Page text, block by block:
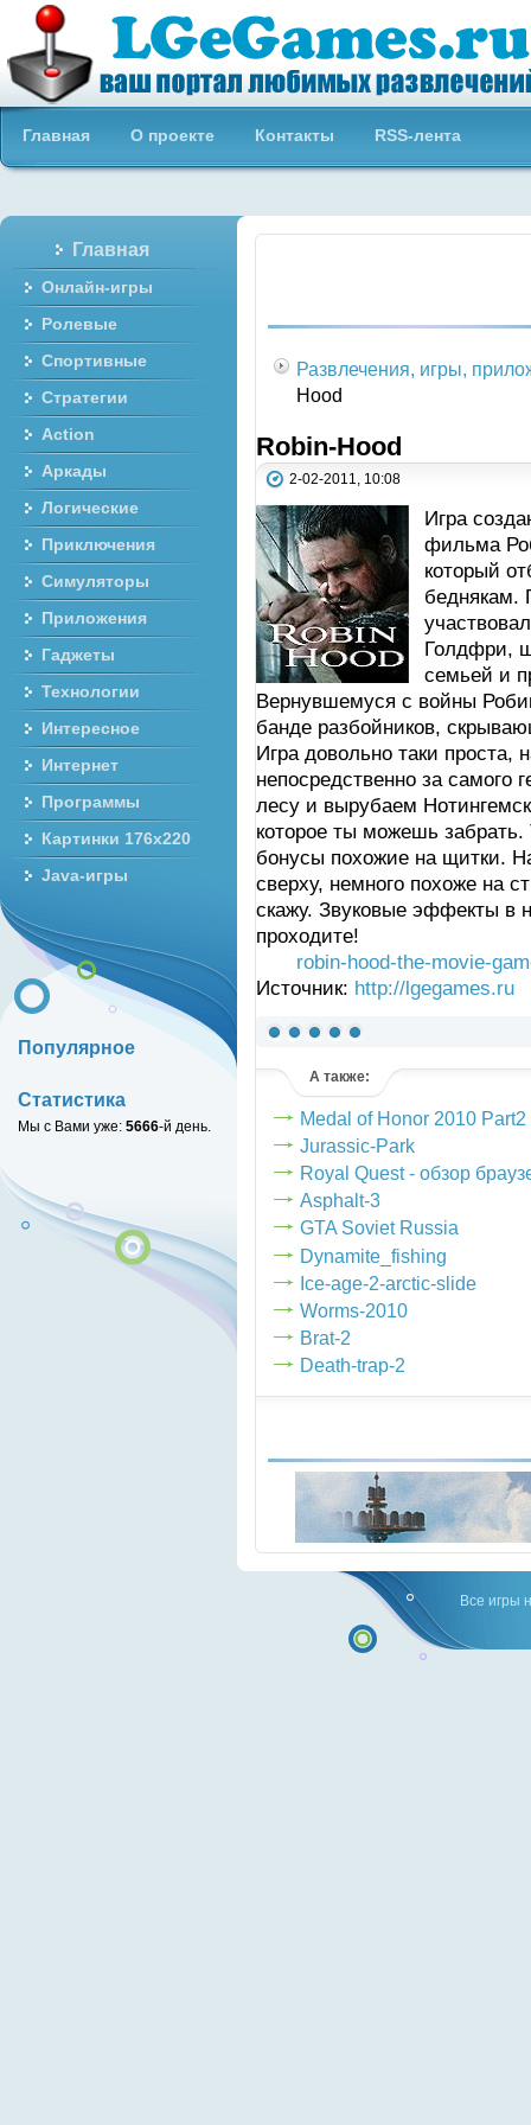
Бесплатные онлайн игры
Главная О проекте Контакты RSS-лента
Развлечения, игры,
Hood
Robin-Hood
2-02-2011, 10:08
Игра
фильма
который
беднякам.
Голдфри,
семьей и
Вернувшемуся с войны
банде разбойников,
Игра довольно таки проста,
непосредственно за
лесу и вырубаем
которое ты можешь
бонусы похожие на щитки.
сверху, немного похоже на
скажу. Звуковые эффекты в
проходите!
robin-hood-the-movie-
Источник: http://lgegames.ru
А также:
Medal of Honor 2010 Part2
Jurassic-Park
Royal Quest - обзор
Asphalt-3
GTA Soviet Russia
Dynamite_fishing
Ice-age-2-arctic-slide
Worms-2010
Brat-2
Death-trap-2
Главная
Онлайн-игры
Ролевые
Спортивные
Стратегии
Action
Аркады
Логические
Приключения
Симуляторы
Приложения
Гаджеты
Технологии
Интересное
Интернет
Программы
Картинки 176x220
Java-игры
Популярное
Статистика
Мы с Вами уже: 5666-й день.
Все игры